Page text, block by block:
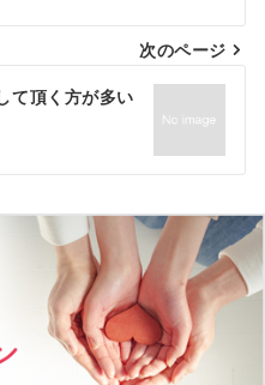
次のページ
て頂く方が多い